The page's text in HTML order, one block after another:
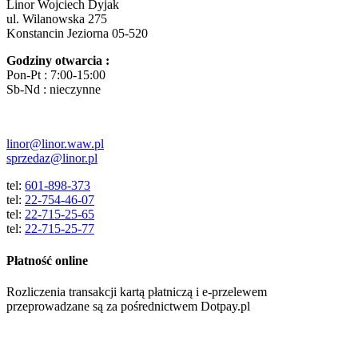
Linor Wojciech Dyjak
ul. Wilanowska 275
Konstancin Jeziorna 05-520
Godziny otwarcia :
Pon-Pt : 7:00-15:00
Sb-Nd : nieczynne
linor@linor.waw.pl
sprzedaz@linor.pl
tel: 601-898-373
tel: 22-754-46-07
tel: 22-715-25-65
tel: 22-715-25-77
Płatność online
Rozliczenia transakcji kartą płatniczą i e-przelewem
przeprowadzane są za pośrednictwem Dotpay.pl